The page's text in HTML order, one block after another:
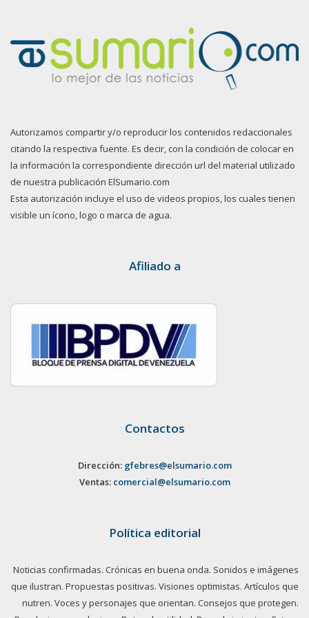
Autorizamos compartir y/o reproducir los contenidos redaccionales
citando la respectiva fuente. Es decir, con la condición de colocar en
la información la correspondiente dirección url del material utilizado
de nuestra publicación ElSumario.com
Esta autorización incluye el uso de videos propios, los cuales tienen
visible un ícono, logo o marca de agua.
Afiliado a
Contactos
Dirección: gfebres@elsumario.com
Ventas: comercial@elsumario.com
Política editorial
Noticias confirmadas. Crónicas en buena onda. Sonidos e imágenes
que ilustran. Propuestas positivas. Visiones optimistas. Artículos que
nutren. Voces y personajes que orientan. Consejos que protegen.